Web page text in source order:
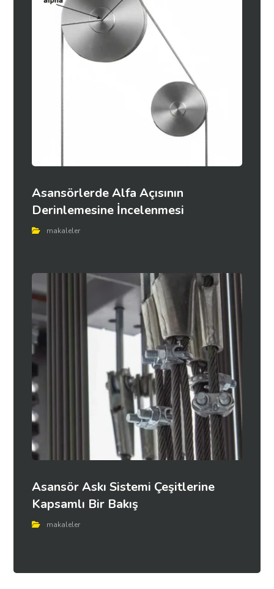
Asansörlerde Alfa Açısının
Derinlemesine İncelenmesi
makaleler
Asansör Askı Sistemi Çeşitlerine
Kapsamlı Bir Bakış
makaleler